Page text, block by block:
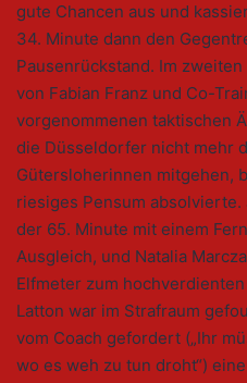
gute Chancen aus und
34. Minute dann den
Pausenrückstand. Im
von Fabian Franz und Co-
vorgenommenen taktischen
die Düsseldorfer nicht mehr
Gütersloherinnen mitgehen,
riesiges Pensum
der 65. Minute mit einem
Ausgleich, und Natalia
Elfmeter zum
Latton war im Strafraum
vom Coach gefordert („Ihr
wo es weh zu tun droht“)